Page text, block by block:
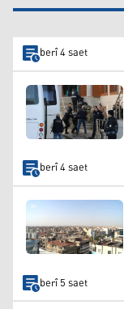
berî 4 saet
berî 4 saet
berî 5 saet